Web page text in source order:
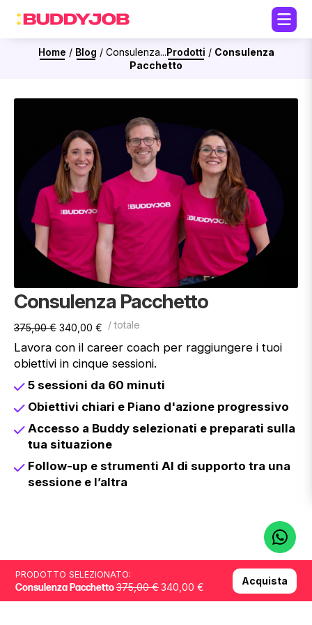
Home / Blog / Consulenza...Prodotti / Consulenza
Pacchetto
Consulenza Pacchetto
375,00€ Il
originale
era:
375,00 €.
340,00 €
attuale
è:
340,00 €.
/ totale
Lavora con il career coach per raggiungere i tuoi
obiettivi in cinque sessioni.
5 sessioni da 60 minuti
Obiettivi chiari e Piano d'azione progressivo
Accesso a Buddy selezionati e preparati sulla
tua situazione
Follow-up e strumenti AI di supporto tra una
sessione e l’altra
PRODOTTO SELEZIONATO:
Consulenza Pacchetto375,00€Il
prezzo
340,00 €
prezzo
Acquista